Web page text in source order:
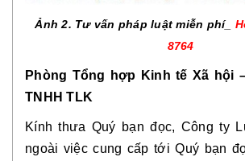
Ảnh 2. Tư vấn pháp luật miễn phí_
8764
Phòng Tổng hợp Kinh tế Xã hội
TNHH TLK
Kính thưa Quý bạn đọc, Công ty
ngoài việc cung cấp tới Quý bạn